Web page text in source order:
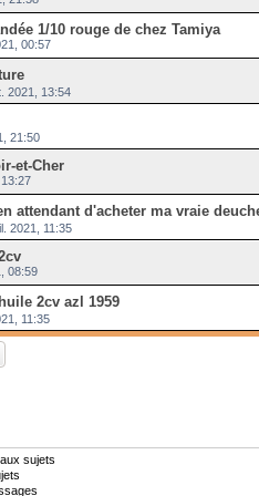
1/10 rouge de chez Tamiya
00:57
2021, 13:54
21:50
et-Cher
attendant d'acheter ma vraie
2021, 11:35
08:59
2cv azl 1959
11:35
sujets